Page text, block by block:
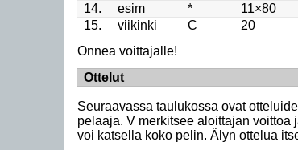
14.
esim * 11×80
15.
viikinki C 20
Onnea voittajalle!
Ottelut
Seuraavassa taulukossa ovat
pelaaja. V merkitsee aloittajan
voi katsella koko pelin. Älyn ottelua